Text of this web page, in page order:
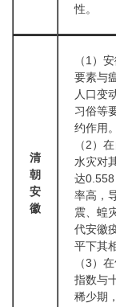
性。
清
朝
安
徽
（1）
要素与
人口变
习俗等
约作用。
（2）
水灾对
达
率高，
震、蝗
代安徽
平下其
（3）
指数与
稀少期